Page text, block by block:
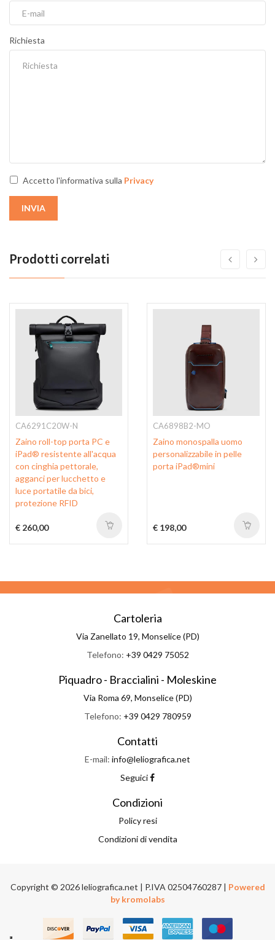
Richiesta
Accetto l'informativa sulla Privacy
INVIA
Prodotti correlati
CA6291C20W-N
Zaino roll-top porta PC e
iPad® resistente all'acqua
con cinghia pettorale,
agganci per lucchetto e
luce portatile da bici,
protezione RFID
€ 260,00
CA6898B2-MO
Zaino monospalla uomo
personalizzabile in pelle
porta iPad®mini
€ 198,00
Cartoleria
Via Zanellato 19, Monselice (PD)
Telefono: +39 0429 75052
Piquadro - Braccialini - Moleskine
Via Roma 69, Monselice (PD)
Telefono: +39 0429 780959
Contatti
E-mail: info@leliografica.net
Seguici
Condizioni
Policy resi
Condizioni di vendita
Copyright © 2026 leliografica.net | P.IVA 02504760287 | Powered
by kromolabs